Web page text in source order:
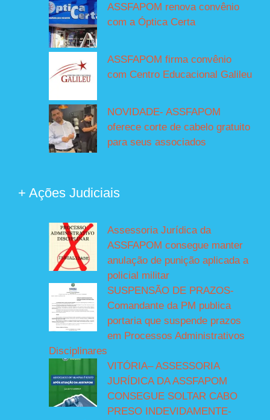
ASSFAPOM renova convênio
com a Óptica Certa
ASSFAPOM firma convênio
com Centro Educacional Galileu
NOVIDADE- ASSFAPOM
oferece corte de cabelo gratuito
para seus associados
+ Ações Judiciais
Assessoria Jurídica da
ASSFAPOM consegue manter
anulação de punição aplicada a
policial militar
SUSPENSÃO DE PRAZOS-
Comandante da PM publica
portaria que suspende prazos
em Processos Administrativos
Disciplinares
VITÓRIA– ASSESSORIA
JURÍDICA DA ASSFAPOM
CONSEGUE SOLTAR CABO
PRESO INDEVIDAMENTE-